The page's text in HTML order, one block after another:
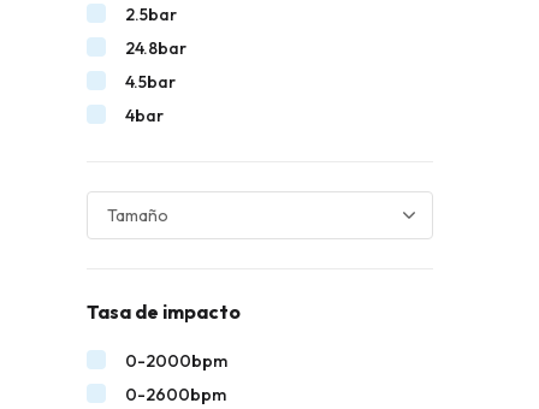
2.5bar
24.8bar
4.5bar
4bar
Tasa de impacto
0-2000bpm
0-2600bpm